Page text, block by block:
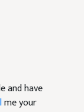
and have
me your